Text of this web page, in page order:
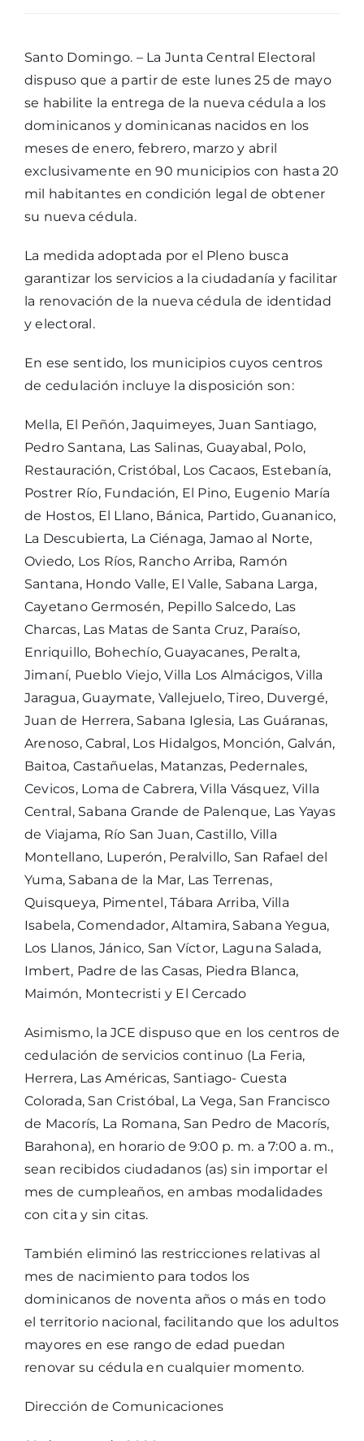
Santo Domingo. – La Junta Central Electoral
dispuso que a partir de este lunes 25 de mayo
se habilite la entrega de la nueva cédula a los
dominicanos y dominicanas nacidos en los
meses de enero, febrero, marzo y abril
exclusivamente en 90 municipios con hasta 20
mil habitantes en condición legal de obtener
su nueva cédula.
La medida adoptada por el Pleno busca
garantizar los servicios a la ciudadanía y facilitar
la renovación de la nueva cédula de identidad
y electoral.
En ese sentido, los municipios cuyos centros
de cedulación incluye la disposición son:
Mella, El Peñón, Jaquimeyes, Juan Santiago,
Pedro Santana, Las Salinas, Guayabal, Polo,
Restauración, Cristóbal, Los Cacaos, Estebanía,
Postrer Río, Fundación, El Pino, Eugenio María
de Hostos, El Llano, Bánica, Partido, Guananico,
La Descubierta, La Ciénaga, Jamao al Norte,
Oviedo, Los Ríos, Rancho Arriba, Ramón
Santana, Hondo Valle, El Valle, Sabana Larga,
Cayetano Germosén, Pepillo Salcedo, Las
Charcas, Las Matas de Santa Cruz, Paraíso,
Enriquillo, Bohechío, Guayacanes, Peralta,
Jimaní, Pueblo Viejo, Villa Los Almácigos, Villa
Jaragua, Guaymate, Vallejuelo, Tireo, Duvergé,
Juan de Herrera, Sabana Iglesia, Las Guáranas,
Arenoso, Cabral, Los Hidalgos, Monción, Galván,
Baitoa, Castañuelas, Matanzas, Pedernales,
Cevicos, Loma de Cabrera, Villa Vásquez, Villa
Central, Sabana Grande de Palenque, Las Yayas
de Viajama, Río San Juan, Castillo, Villa
Montellano, Luperón, Peralvillo, San Rafael del
Yuma, Sabana de la Mar, Las Terrenas,
Quisqueya, Pimentel, Tábara Arriba, Villa
Isabela, Comendador, Altamira, Sabana Yegua,
Los Llanos, Jánico, San Víctor, Laguna Salada,
Imbert, Padre de las Casas, Piedra Blanca,
Maimón, Montecristi y El Cercado
Asimismo, la JCE dispuso que en los centros de
cedulación de servicios continuo (La Feria,
Herrera, Las Américas, Santiago- Cuesta
Colorada, San Cristóbal, La Vega, San Francisco
de Macorís, La Romana, San Pedro de Macorís,
Barahona), en horario de 9:00 p. m. a 7:00 a. m.,
sean recibidos ciudadanos (as) sin importar el
mes de cumpleaños, en ambas modalidades
con cita y sin citas.
También eliminó las restricciones relativas al
mes de nacimiento para todos los
dominicanos de noventa años o más en todo
el territorio nacional, facilitando que los adultos
mayores en ese rango de edad puedan
renovar su cédula en cualquier momento.
Dirección de Comunicaciones